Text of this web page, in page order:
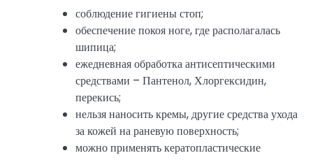
соблюдение гигиены стоп;
обеспечение покоя ноге, где располагалась
шипица;
ежедневная обработка антисептическими
средствами – Пантенол, Хлоргексидин,
перекись;
нельзя наносить кремы, другие средства ухода
за кожей на раневую поверхность;
можно применять кератопластические